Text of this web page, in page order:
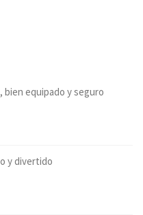
bien equipado y seguro
y divertido